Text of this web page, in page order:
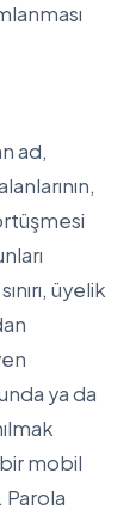
ad,
üyelik
ya da
mobil
Parola